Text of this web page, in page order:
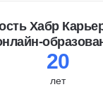
Хабр
20
лет